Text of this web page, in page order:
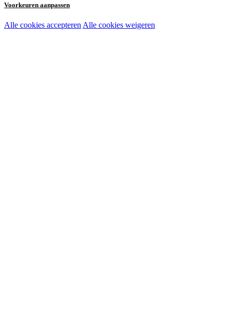
Voorkeuren aanpassen
Noodzakelijke cookies:
Alle cookies accepterenAlle cookies weigeren